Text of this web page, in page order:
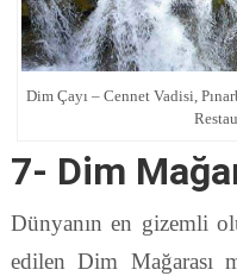
Dim Çayı – Cennet Vadisi,
7- Dim
Dünyanın en gizemli
edilen Dim Mağarası